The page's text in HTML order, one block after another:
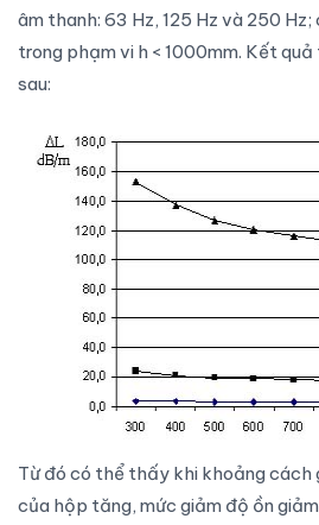
âm thanh: 63 Hz, 125 Hz và 250
trong phạm vi h < 1000mm. Kết
sau:
Từ đó có thể thấy khi khoảng cách
của hộp tăng, mức giảm độ ồn